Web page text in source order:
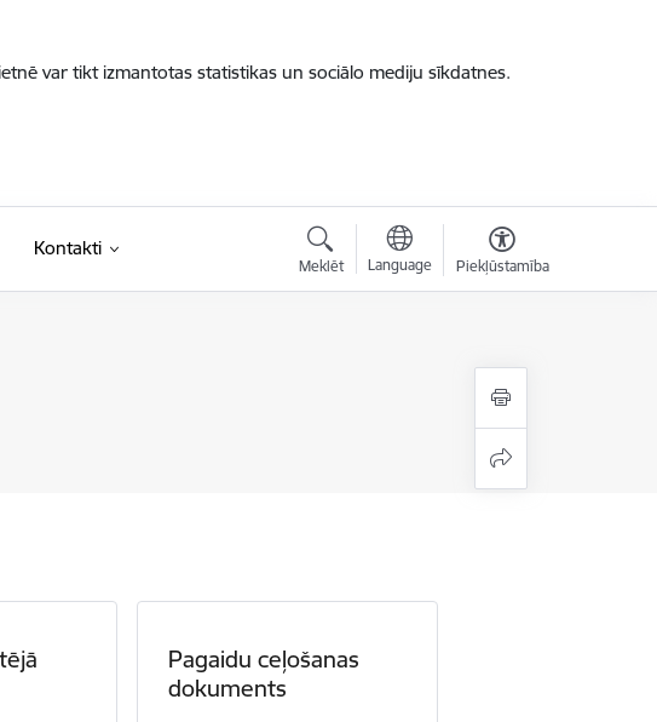
var tikt izmantotas statistikas un sociālo mediju sīkdatnes.
Kontakti
Meklēt Language Piekļūstamība
Pagaidu ceļošanas
dokuments